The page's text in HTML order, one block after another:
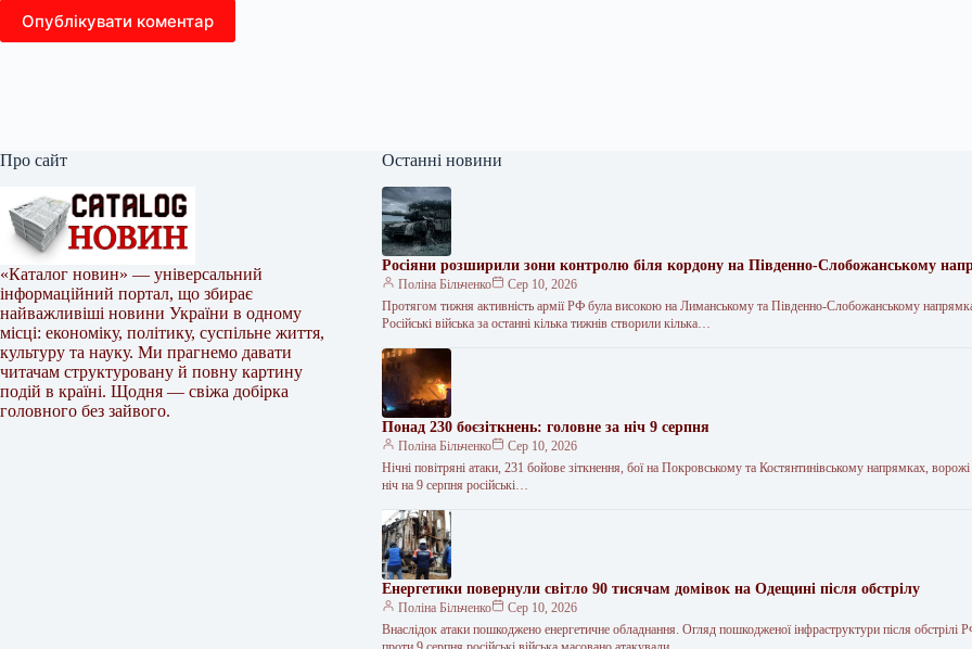
Опублікувати коментар
Про сайт
«Каталог новин» — універсальний
інформаційний портал, що збирає
найважливіші новини України в одному
місці: економіку, політику, суспільне життя,
культуру та науку. Ми прагнемо давати
читачам структуровану й повну картину
подій в країні. Щодня — свіжа добірка
головного без зайвого.
Останні новини
Росіяни розширили зони контролю біля кордону на Південно-Слобожанському
Поліна Більченко
Сер 10, 2026
Протягом тижня активність армії РФ була високою на Лиманському та Південно-Слобожанському
Російські війська за останні кілька тижнів створили кілька…
Понад 230 боєзіткнень: головне за ніч 9 серпня
Поліна Більченко
Сер 10, 2026
Нічні повітряні атаки, 231 бойове зіткнення, бої на Покровському та Костянтинівському напрямках,
ніч на 9 серпня російські…
Енергетики повернули світло 90 тисячам домівок на Одещині після обстрілу
Поліна Більченко
Сер 10, 2026
Внаслідок атаки пошкоджено енергетичне обладнання. Огляд пошкодженої інфраструктури після обстрілі